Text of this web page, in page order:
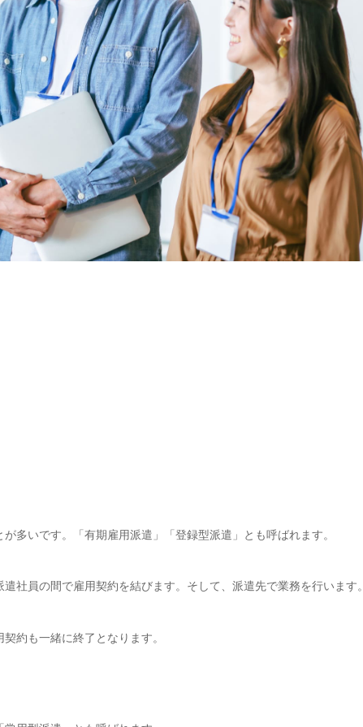
多いです。「有期雇用派遣」「登録型派遣」とも呼ばれます。
社員の間で雇用契約を結びます。そして、派遣先で業務を行います。
約も一緒に終了となります。